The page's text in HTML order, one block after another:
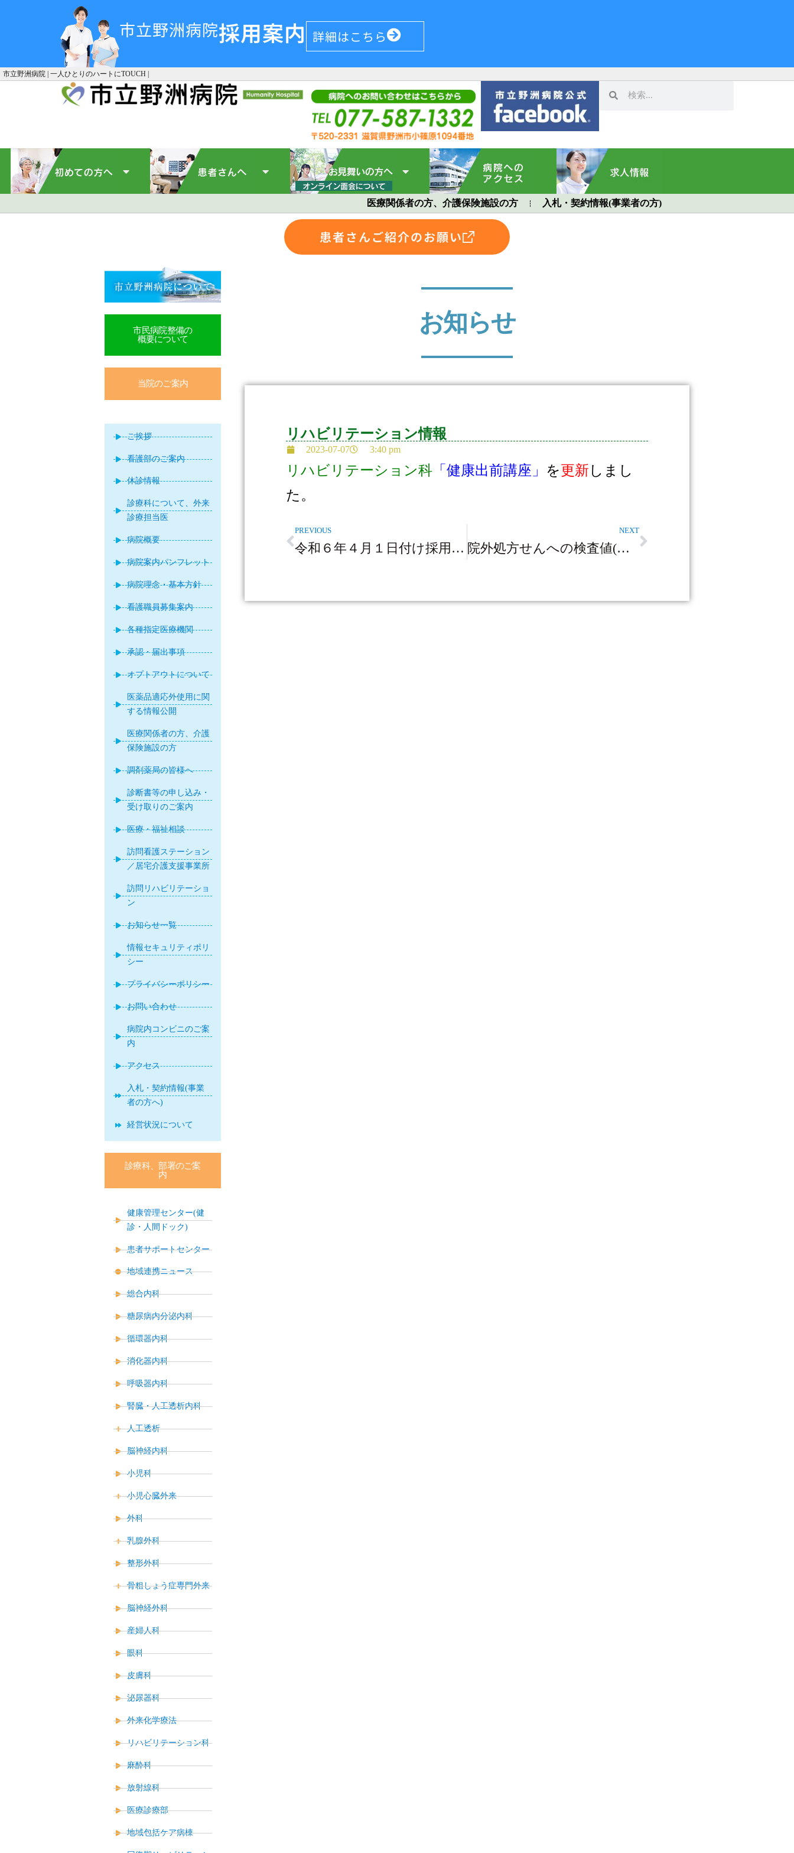
市立野洲病院採用案内 詳細はこちら
市立野洲病院 | 一人ひとりのハートにTOUCH |
医療関係者の方、介護保険施設の方 入札・契約情報(事業者の方)
患者さんご紹介のお願い
市民病院整備の
概要について
当院のご案内
ご挨拶
看護部のご案内
休診情報
診療科について、外来
診療担当医
病院概要
病院案内パンフレット
病院理念・基本方針
看護職員募集案内
各種指定医療機関
承認・届出事項
オプトアウトについて
医薬品適応外使用に関
する情報公開
医療関係者の方、介護
保険施設の方
調剤薬局の皆様へ
診断書等の申し込み・
受け取りのご案内
医療・福祉相談
訪問看護ステーション
／居宅介護支援事業所
訪問リハビリテーショ
ン
お知らせ一覧
情報セキュリティポリ
シー
プライバシーポリシー
お問い合わせ
病院内コンビニのご案
内
アクセス
入札・契約情報(事業
者の方へ)
経営状況について
診療科、部署のご案
内
健康管理センター(健
診・人間ドック)
患者サポートセンター
地域連携ニュース
総合内科
糖尿病内分泌内科
循環器内科
消化器内科
呼吸器内科
腎臓・人工透析内科
人工透析
脳神経内科
小児科
小児心臓外来
外科
乳腺外科
整形外科
骨粗しょう症専門外来
脳神経外科
産婦人科
眼科
皮膚科
泌尿器科
外来化学療法
リハビリテーション科
麻酔科
放射線科
医療診療部
地域包括ケア病棟
お知らせ
リハビリテーション情報
2023-07-07 3:40 pm
リハビリテーション科「健康出前講座」 を更新 しまし
た。
PREVIOUS
令和６年４月１日付け採用職員の採用試験を実施します
NEXT
院外処方せんへの検査値(血液検査結果)の表示開始について